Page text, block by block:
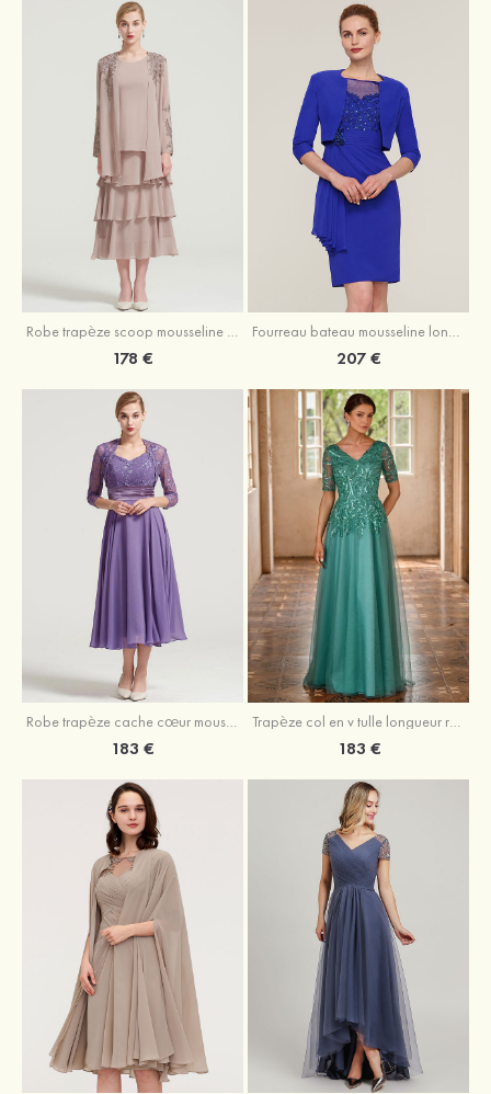
Robe trapèze scoop mousseline longueur mollet robe de mère de la mariée avec appliqué volants veste
178 €
Fourreau bateau mousseline longueur genou robe de mère de la mariée avec appliqué perle plissé veste
207 €
Robe trapèze cache cœur mousseline longueur mollet robe de mère de la mariée avec plissé veste
183 €
Trapèze col en v tulle longueur ras du sol robe de mère de la mariée avec perles paillettes
183 €